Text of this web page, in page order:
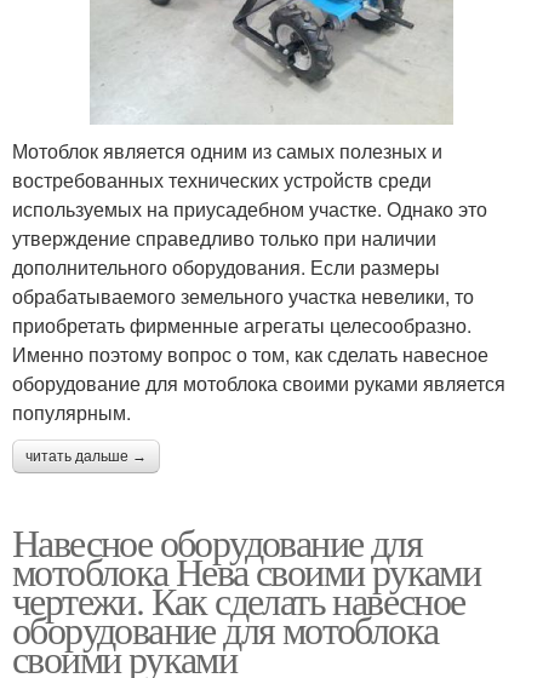
Мотоблок является одним из самых полезных и
востребованных технических устройств среди
используемых на приусадебном участке. Однако это
утверждение справедливо только при наличии
дополнительного оборудования. Если размеры
обрабатываемого земельного участка невелики, то
приобретать фирменные агрегаты целесообразно.
Именно поэтому вопрос о том, как сделать навесное
оборудование для мотоблока своими руками является
популярным.
читать дальше →
Навесное оборудование для
мотоблока Нева своими руками
чертежи. Как сделать навесное
оборудование для мотоблока
своими руками